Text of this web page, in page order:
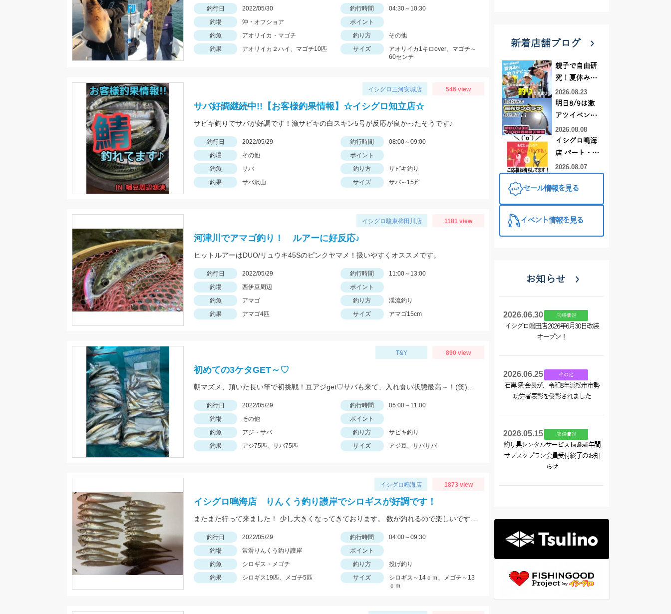
釣行日 2022/05/30 釣行時間
04:30～10:30
釣場
沖・オフショア
ポイント
釣魚
アオリイカ・マゴチ 釣り方
その他
釣果
アオリイカ２ハイ、マゴチ10匹 サイズ
アオリイカ1キロover、マゴチ～
60センチ
イシグロ三河安城店 546 view
サバ好調継続中!!【お客様釣果情報】☆イシグロ知立店☆
サビキ釣りでサバが好調です！漁サビキの白スキン5号が反応が良かったそうです♪
釣行日 2022/05/29 釣行時間
08:00～09:00
釣場
その他
ポイント
釣魚
サバ 釣り方
サビキ釣り
釣果
サバ沢山 サイズ サバ～15㌢
イシグロ駿東柿田川店 1181 view
河津川でアマゴ釣り！ ルアーに好反応♪
ヒットルアーはDUO/リュウキ45Sのピンクヤマメ！扱いやすくオススメです。
釣行日 2022/05/29 釣行時間
11:00～13:00
釣場
西伊豆周辺
ポイント
釣魚
アマゴ 釣り方
渓流釣り
釣果
アマゴ4匹 サイズ アマゴ15cm
T&Y 890 view
初めての3ケタGET～♡
釣行日 2022/05/29 釣行時間
05:00～11:00
釣場
その他
ポイント
釣魚
アジ・サバ 釣り方
サビキ釣り
釣果
アジ75匹、サバ75匹 サイズ アジ豆、サバサバ
イシグロ鳴海店 1873 view
イシグロ鳴海店 りんくう釣り護岸でシロギスが好調です！
釣行日 2022/05/29 釣行時間
04:00～09:30
釣場
常滑りんくう釣り護岸
ポイント
釣魚
シロギス・メゴチ 釣り方
投げ釣り
釣果
シロギス19匹、メゴチ5匹 サイズ
シロギス～14ｃｍ、メゴチ～13
ｃｍ
新着店舗ブログ
親子で自由研
究！夏休みに
釣りデビュー
2026.08.23
明日8/9は激
アツイベント
日！！！～オ
ーダー偏光グ
ラス受注会～
2026.08.08
イシグロ鳴海
店 パート・ア
ルバイトスタ
募集中！
2026.08.07
セール情報を見る
イベント情報を見る
お知らせ
2026.06.30 店舗情報
イシグロ磐田店 2026年6月30日改装
オープン！
2026.06.25 その他
石黒 衆 会長が、令和8年浜松市市勢
功労者表彰を受彰されました
2026.05.15 店舗情報
釣り具レンタルサービスTsulikali 年間
サブスクプラン会員受付終了のお知
らせ